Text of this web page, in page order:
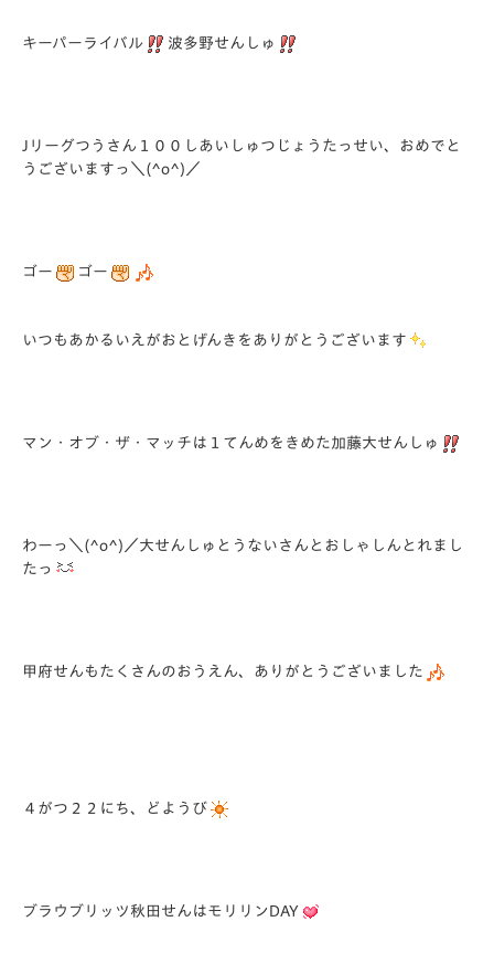
キーパーライバル 波多野せんしゅ
Jリーグつうさん１００しあいしゅつじょうたっせい、おめでと
うございますっ＼(^o^)／
ゴー ゴー
いつもあかるいえがおとげんきをありがとうございます
マン・オブ・ザ・マッチは１てんめをきめた加藤大せんしゅ
わーっ＼(^o^)／大せんしゅとうないさんとおしゃしんとれまし
たっ
甲府せんもたくさんのおうえん、ありがとうございました
４がつ２２にち、どようび
ブラウブリッツ秋田せんはモリリンDAY